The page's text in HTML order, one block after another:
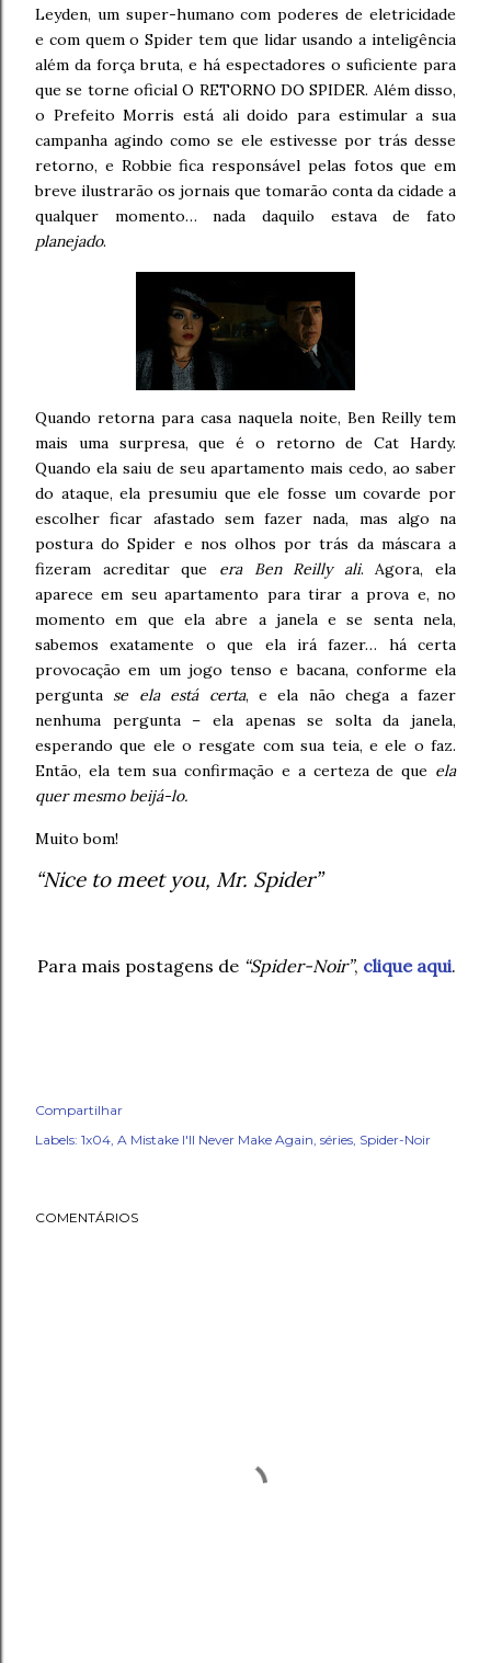
Leyden, um super-humano com poderes de eletricidade
e com quem o Spider tem que lidar usando a inteligência
além da força bruta, e há espectadores o suficiente para
que se torne oficial O RETORNO DO SPIDER. Além disso,
o Prefeito Morris está ali doido para estimular a sua
campanha agindo como se ele estivesse por trás desse
retorno, e Robbie fica responsável pelas fotos que em
breve ilustrarão os jornais que tomarão conta da cidade a
qualquer momento… nada daquilo estava de fato
planejado.
Quando retorna para casa naquela noite, Ben Reilly tem
mais uma surpresa, que é o retorno de Cat Hardy.
Quando ela saiu de seu apartamento mais cedo, ao saber
do ataque, ela presumiu que ele fosse um covarde por
escolher ficar afastado sem fazer nada, mas algo na
postura do Spider e nos olhos por trás da máscara a
fizeram acreditar que era Ben Reilly ali. Agora, ela
aparece em seu apartamento para tirar a prova e, no
momento em que ela abre a janela e se senta nela,
sabemos exatamente o que ela irá fazer… há certa
provocação em um jogo tenso e bacana, conforme ela
pergunta se ela está certa, e ela não chega a fazer
nenhuma pergunta – ela apenas se solta da janela,
esperando que ele o resgate com sua teia, e ele o faz.
Então, ela tem sua confirmação e a certeza de que ela
quer mesmo beijá-lo.
Muito bom!
“Nice to meet you, Mr. Spider”
Para mais postagens de “Spider-Noir”, clique aqui.
Compartilhar
Labels: 1x04 A Mistake I'll Never Make Again séries Spider-Noir
COMENTÁRIOS